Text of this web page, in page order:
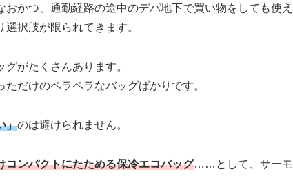
かつ、通勤経路の途中のデパ地下で買い物をしても使え
選択肢が限られてきます。
がたくさんあります。
だけのペラペラなバッグばかりです。
」のは避けられません。
ンパクトにたためる保冷エコバッグ……として、サーモ